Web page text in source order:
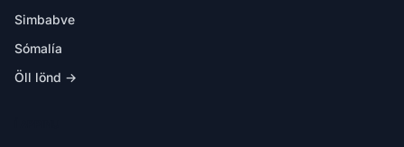
Simbabve
Sómalía
Öll lönd →